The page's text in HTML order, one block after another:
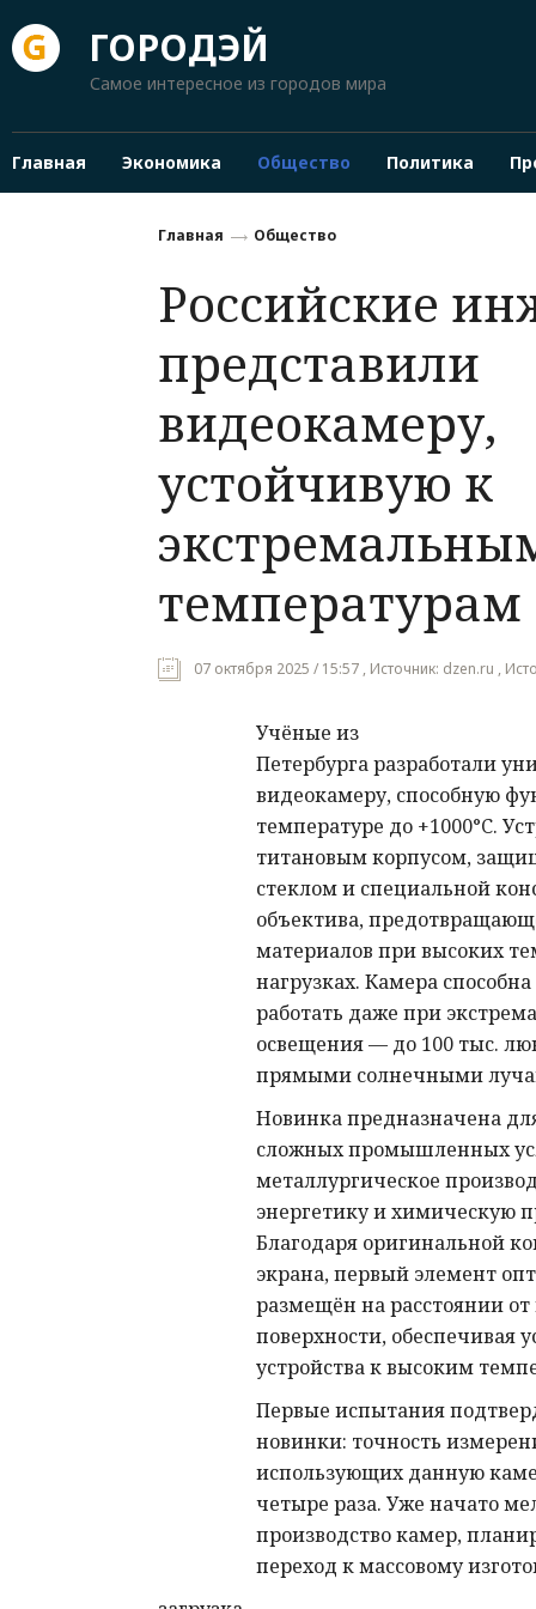
ГОРОДЭЙ
Самое интересное из городов мира
Главная Экономика Общество Политика
Главная Общество
Российские
представили
видеокамеру,
устойчивую к
температурам
07 октября 2025 / 15:57 , Источник: dzen.ru ,
Учёные из
Петербурга разработали
видеокамеру, способную
температуре до +1000°C.
титановым корпусом,
стеклом и специальной
объектива,
материалов при высоких
нагрузках. Камера
работать даже при
освещения — до 100 тыс.
прямыми солнечными
Новинка предназначена
сложных промышленных
металлургическое
энергетику и химическую
Благодаря оригинальной
экрана, первый элемент
размещён на расстоянии
поверхности, обеспечивая
устройства к высоким
Первые испытания
новинки: точность
использующих данную
четыре раза. Уже начато
производство камер,
переход к массовому